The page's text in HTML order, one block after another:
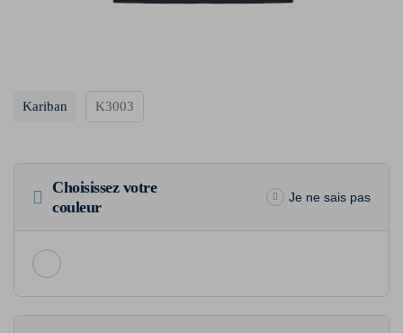
Kariban K3003
Choisissez votre
couleur
Je ne sais pas